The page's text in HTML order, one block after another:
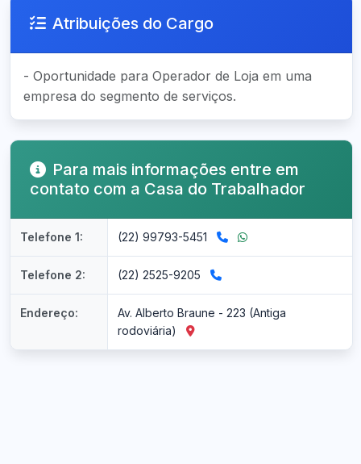
Atribuições do Cargo
- Oportunidade para Operador de Loja em uma
empresa do segmento de serviços.
Para mais informações entre em
contato com a Casa do Trabalhador
Telefone 1: (22) 99793-5451
Telefone 2: (22) 2525-9205
Endereço:
Av. Alberto Braune - 223 (Antiga
rodoviária)